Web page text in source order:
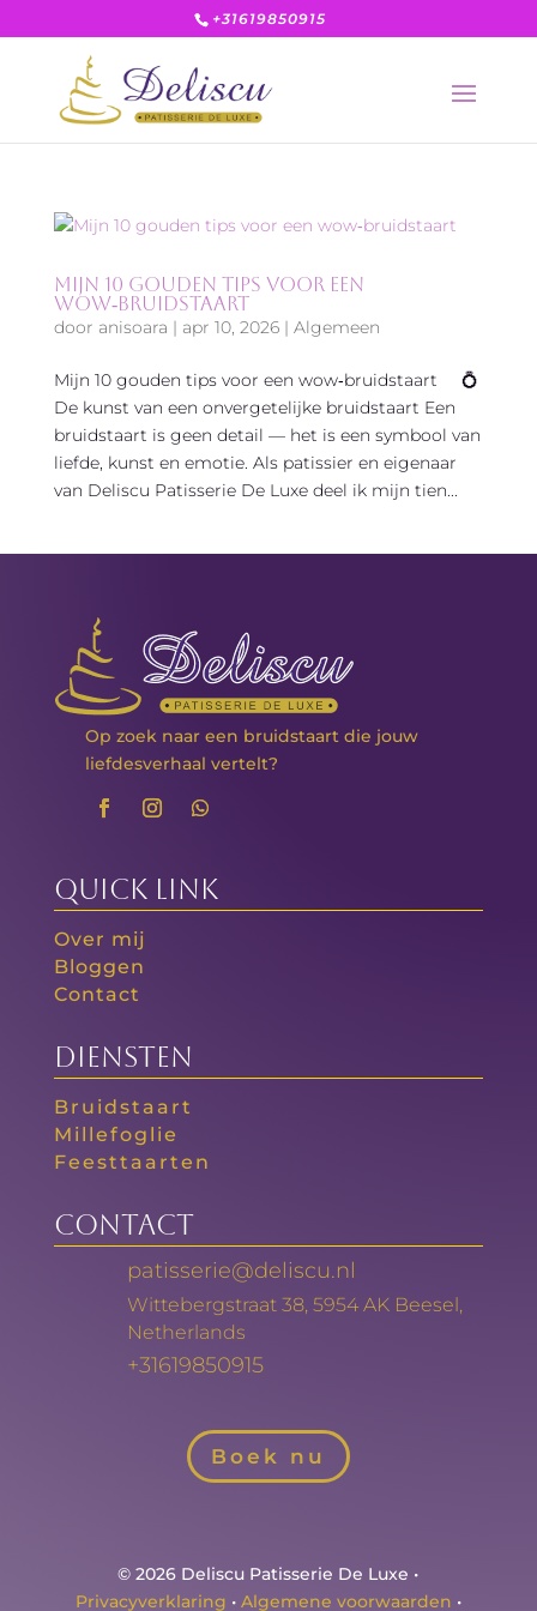
+31619850915
Mijn 10 gouden tips voor een
wow‑bruidstaart
door anisoara | apr 10, 2026| Algemeen
Mijn 10 gouden tips voor een wow‑bruidstaart 💍
De kunst van een onvergetelijke bruidstaart Een
bruidstaart is geen detail — het is een symbool van
liefde, kunst en emotie. Als patissier en eigenaar
van Deliscu Patisserie De Luxe deel ik mijn tien...
Op zoek naar een bruidstaart die jouw
liefdesverhaal vertelt?
Quick Link
Over mij
Bloggen
Contact
Diensten
Bruidstaart
Millefoglie
Feesttaarten
Contact
patisserie@deliscu.nl
Wittebergstraat 38, 5954 AK Beesel,
Netherlands
+31619850915
Boek nu
© 2026 Deliscu Patisserie De Luxe •
Privacyverklaring • Algemene voorwaarden •